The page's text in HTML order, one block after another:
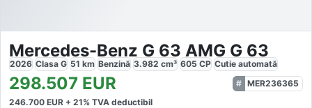
Mercedes-Benz G 63 AMG G 63
2026 Clasa G 51 km Benzină 3.982 cm³ 605 CP Cutie automată
298.507 EUR
MER236365
246.700 EUR + 21% TVA deductibil